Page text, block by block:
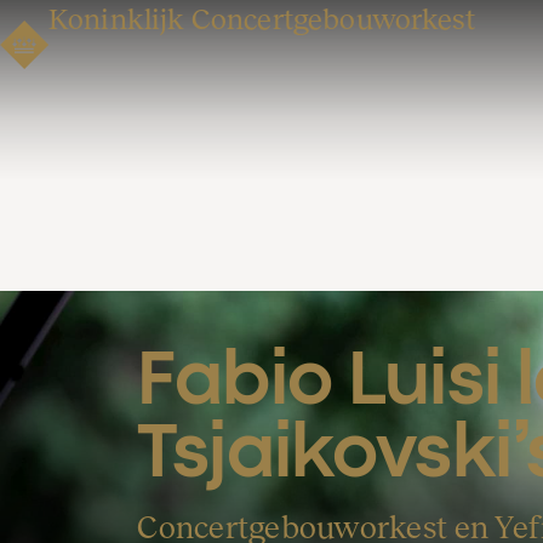
Koninklijk Concertgebouworkest
Fabio Luisi
Concertgebouworkest en